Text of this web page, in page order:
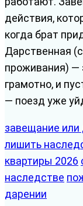
действия,
когда брат
Дарственная
проживания) —
грамотно, и
— поезд уже
завещание
лишить
квартиры 2026
наследстве
дарении